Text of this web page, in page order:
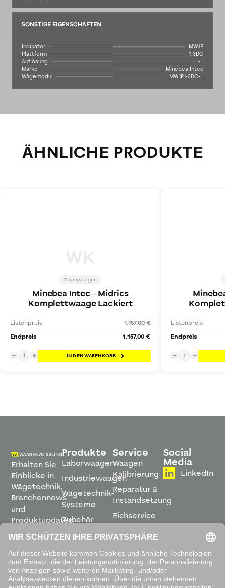
SONSTIGE EIGENSCHAFTEN
Indikator
MW1P
Plattform
1-3DC
Auflösung
-L
Marke
Minebea Intec
Wägemodul
MW1P1-3DC-L
ÄHNLICHE PRODUKTE
Tischwaagen
Minebea Intec–Midrics
Komplettwaage Lackiert
Listenpreis
1.157,00 €
Endpreis
1.157,00 €
− 1 + IN DEN WARENKORB
Listenpreis
Endpreis
− 1 +
Erhalten Sie
Einblicke in
Wägetechnik,
Branchennews
und
Produktupdates
direkt in
Ihren
Posteingang.
Produkte
Laborwaagen
Industriewaagen
Wägetechnik-
Systeme
Zubehör
Software
Service
Waagen
Kalibrierung
Reparatur &
Instandsetzung
Eichservice
Montage &
Inbetriebnahme
Leihwaagen
&
Mietservice
Social
Media
LinkedIn